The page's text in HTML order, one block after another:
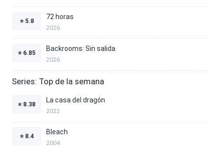
⭐ 5.8
72 horas
2026
⭐ 6.85
Backrooms: Sin salida
2026
Series: Top de la semana
⭐ 8.38
La casa del dragón
2022
⭐ 8.4
Bleach
2004